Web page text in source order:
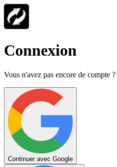
Connexion
Vous n'avez pas encore de compte ?
Continuer avec Google